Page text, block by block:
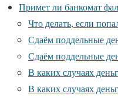
Примет ли банкомат
Что делать, если
Сдаём поддельные
Сдаём поддельные
В каких случаях
В каких случаях